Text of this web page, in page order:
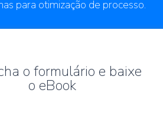
para otimização de processo.
o formulário e baixe
o eBook